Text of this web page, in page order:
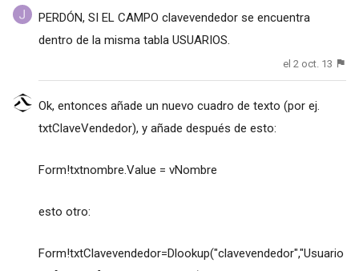
PERDÓN, SI EL CAMPO clavevendedor se encuentra
dentro de la misma tabla USUARIOS.
el 2 oct. 13
Ok, entonces añade un nuevo cuadro de texto (por ej.
txtClaveVendedor), y añade después de esto:
Form!txtnombre.Value = vNombre
esto otro:
Form!txtClavevendedor=Dlookup("clavevendedor","Usuario